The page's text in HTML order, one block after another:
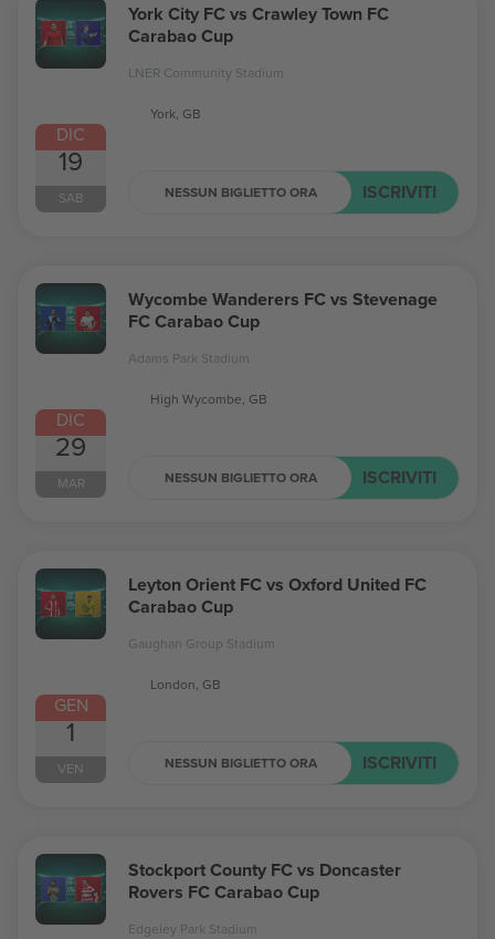
DIC
19
SAB
York City FC vs Crawley Town FC
Carabao Cup
LNER Community Stadium
York, GB
NESSUN BIGLIETTO ORA ISCRIVITI
DIC
29
MAR
Wycombe Wanderers FC vs Stevenage
FC Carabao Cup
Adams Park Stadium
High Wycombe, GB
NESSUN BIGLIETTO ORA ISCRIVITI
GEN
1
VEN
Leyton Orient FC vs Oxford United FC
Carabao Cup
Gaughan Group Stadium
London, GB
NESSUN BIGLIETTO ORA ISCRIVITI
Stockport County FC vs Doncaster
Rovers FC Carabao Cup
Edgeley Park Stadium